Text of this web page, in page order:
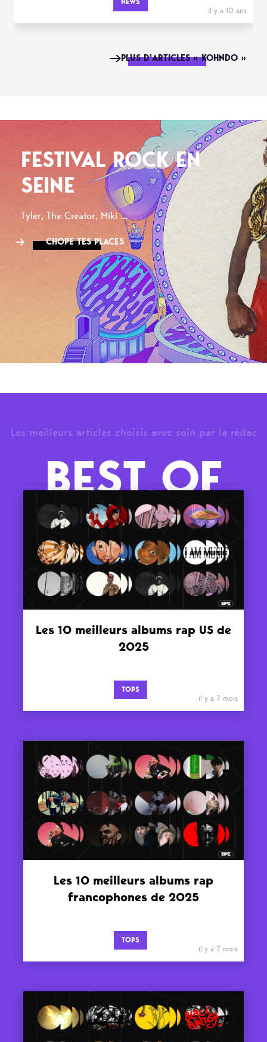
il y a 10 ans
PLUS D'ARTICLES « KOHNDO »
FESTIVAL ROCK EN
SEINE
Tyler, The Creator, Miki ...
CHOPE TES PLACES
Les meilleurs articles choisis avec soin par la rédac
BEST OF
Les 10 meilleurs albums rap US de
2025
TOPS
il y a 7 mois
Les 10 meilleurs albums rap
francophones de 2025
TOPS
il y a 7 mois